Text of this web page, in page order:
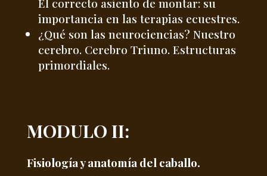
importancia en las terapias ecuestres.
¿Qué son las neurociencias? Nuestro
cerebro. Cerebro Triuno. Estructuras
primordiales.
MODULO II:
Fisiología y anatomía del caballo.